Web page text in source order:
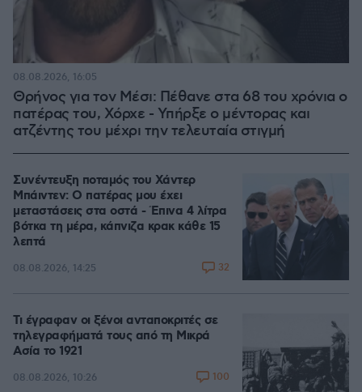
Θρήνος για τον Μέσι: Πέθανε στα 68 του χρόνια ο
πατέρας του, Χόρχε - Υπήρξε ο μέντορας και
ατζέντης του μέχρι την τελευταία στιγμή
08.08.2026, 16:05
Συνέντευξη ποταμός του Χάντερ
Μπάιντεν: Ο πατέρας μου έχει
μεταστάσεις στα οστά - Έπινα 4 λίτρα
βότκα τη μέρα, κάπνιζα κρακ κάθε 15
λεπτά
08.08.2026, 14:25 32
Τι έγραφαν οι ξένοι ανταποκριτές σε
τηλεγραφήματά τους από τη Μικρά
Ασία το 1921
08.08.2026, 10:26 100